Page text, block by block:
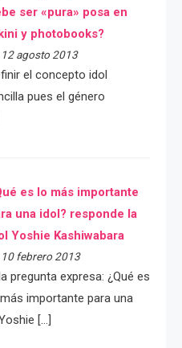
ser «pura» posa en
y photobooks?
12 agosto 2013
el concepto idol
pues el género
es lo más importante
una idol? responde la
Yoshie Kashiwabara
10 febrero 2013
pregunta expresa: ¿Qué es
importante para una
[…]